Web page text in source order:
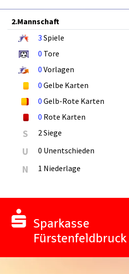
2.Mannschaft
3 Spiele
0 Tore
0 Vorlagen
0 Gelbe Karten
0 Gelb-Rote Karten
0 Rote Karten
S 2 Siege
U 0 Unentschieden
N 1 Niederlage